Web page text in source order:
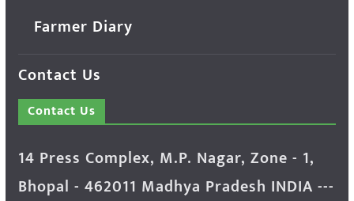
Farmer Diary
Contact Us
Contact Us
14 Press Complex, M.P. Nagar, Zone - 1,
Bhopal - 462011 Madhya Pradesh INDIA ---